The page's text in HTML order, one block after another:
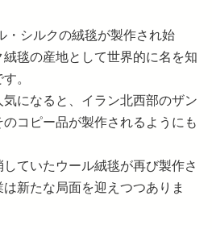
・シルクの絨毯が製作され始
毯の産地として世界的に名を知
。
になると、イラン北西部のザン
コピー品が製作されるようにも
ていたウール絨毯が再び製作さ
新たな局面を迎えつつありま